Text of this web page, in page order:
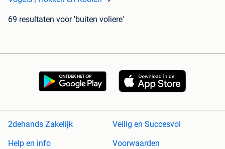
69 resultaten voor 'buiten voliere'
2dehands Zakelijk
Veilig en Succesvol
Help en info
Voorwaarden